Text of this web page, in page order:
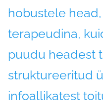
hobustele
terapeudina,
puudu headest
struktureeritud
infoallikatest